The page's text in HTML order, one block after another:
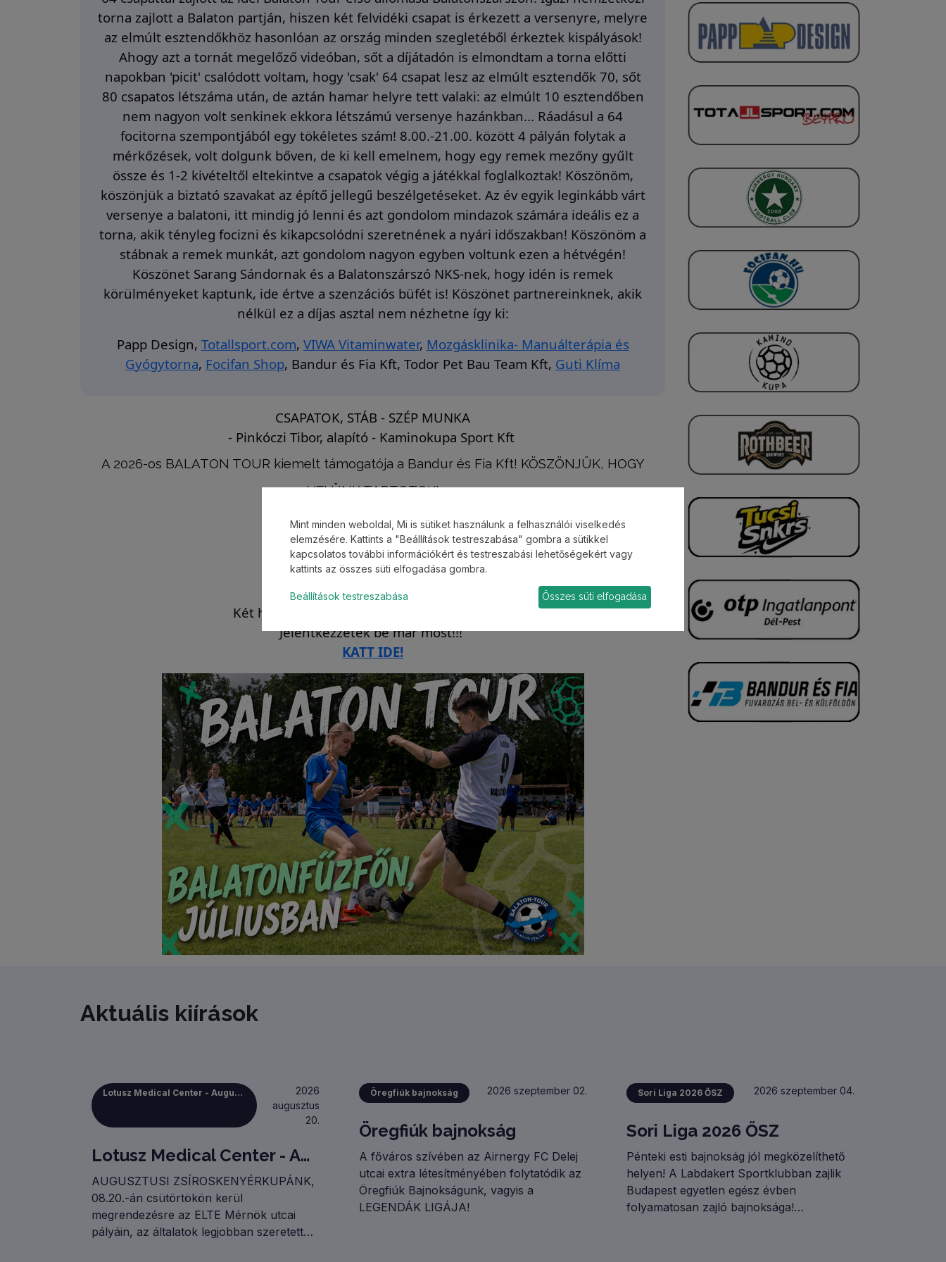
torna zajlott a Balaton partján, hiszen két felvidéki csapat is érkezett a versenyre, melyre
az elmúlt esztendőkhöz hasonlóan az ország minden szegletéből érkeztek kispályások!
Ahogy azt a tornát megelőző videóban, sőt a díjátadón is elmondtam a torna előtti
napokban 'picit' csalódott voltam, hogy 'csak' 64 csapat lesz az elmúlt esztendők 70, sőt
80 csapatos létszáma után, de aztán hamar helyre tett valaki: az elmúlt 10 esztendőben
nem nagyon volt senkinek ekkora létszámú versenye hazánkban... Ráadásul a 64
focitorna szempontjából egy tökéletes szám! 8.00.-21.00. között 4 pályán folytak a
mérkőzések, volt dolgunk bőven, de ki kell emelnem, hogy egy remek mezőny gyűlt
össze és 1-2 kivételtől eltekintve a csapatok végig a játékkal foglalkoztak! Köszönöm,
köszönjük a biztató szavakat az építő jellegű beszélgetéseket. Az év egyik leginkább várt
versenye a balatoni, itt mindig jó lenni és azt gondolom mindazok számára ideális ez a
torna, akik tényleg focizni és kikapcsolódni szeretnének a nyári időszakban! Köszönöm a
stábnak a remek munkát, azt gondolom nagyon egyben voltunk ezen a hétvégén!
Köszönet Sarang Sándornak és a Balatonszárszó NKS-nek, hogy idén is remek
körülményeket kaptunk, ide értve a szenzációs büfét is! Köszönet partnereinknek, akik
nélkül ez a díjas asztal nem nézhetne így ki:
Papp Design, Totallsport.com, VIWA Vitaminwater, Mozgásklinika- Manuálterápia és
Gyógytorna, Focifan Shop, Bandur és Fia Kft, Todor Pet Bau Team Kft, Guti Klíma
CSAPATOK, STÁB - SZÉP MUNKA
- Pinkóczi Tibor, alapító - Kaminokupa Sport Kft
A 2026-os BALATON TOUR kiemelt támogatója a Bandur és Fia Kft! KÖSZÖNJÜK, HOGY
VELÜNK TARTOTOK!
Két hét múlva újra találkozunk Balatonfűzfőn
Jelentkezzetek be már most!!!
KATT IDE!
Aktuális kiírások
Lotusz Medical Center - Augusztus 20-i Zsíroskenyérkupa
2026
augusztus
20.
Lotusz Medical Center - Augusztus 20-i Zsíroskenyérkupa
AUGUSZTUSI ZSÍROSKENYÉRKUPÁNK,
08.20.-án csütörtökön kerül
megrendezésre az ELTE Mérnök utcai
pályáin, az általatok legjobban szeretett
Öregfiúk bajnokság 2026 szeptember 02.
Öregfiúk bajnokság
A főváros szívében az Airnergy FC Delej
utcai extra létesítményében folytatódik az
Öregfiúk Bajnokságunk, vagyis a
LEGENDÁK LIGÁJA!
Sori Liga 2026 ŐSZ 2026 szeptember 04.
Sori Liga 2026 ŐSZ
Pénteki esti bajnokság jól megközelíthető
helyen! A Labdakert Sportklubban zajlik
Budapest egyetlen egész évben
folyamatosan zajló bajnoksága!
Mint minden weboldal, Mi is sütiket használunk a felhasználói viselkedés
elemzésére. Kattints a "Beállítások testreszabása" gombra a sütikkel
kapcsolatos további információkért és testreszabási lehetőségekért vagy
kattints az összes süti elfogadása gombra.
Beállítások testreszabása Összes süti elfogadása